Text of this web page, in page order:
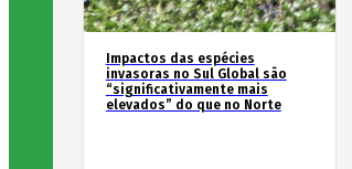
Impactos das espécies
invasoras no Sul Global são
“significativamente mais
elevados” do que no Norte